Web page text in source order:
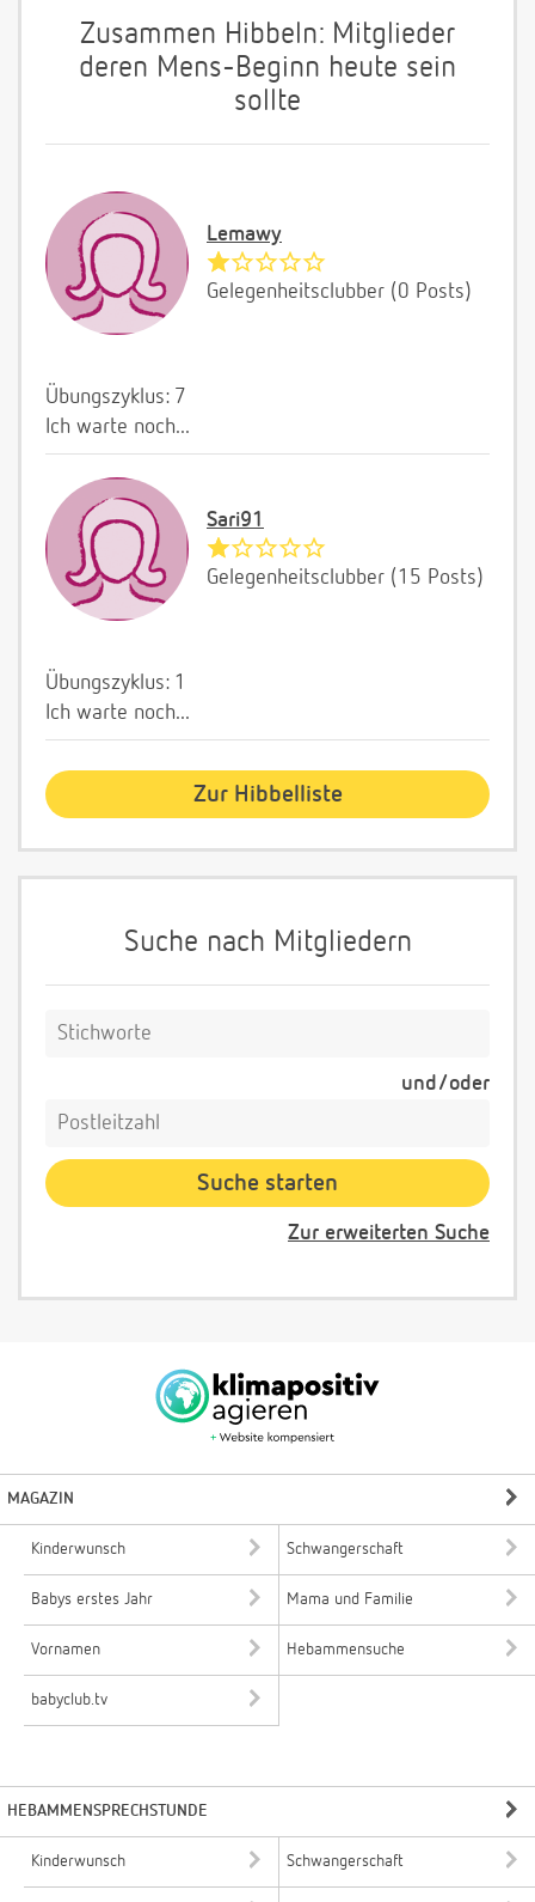
Zusammen Hibbeln: Mitglieder
deren Mens-Beginn heute sein
sollte
Lemawy
Gelegenheitsclubber (0 Posts)
Übungszyklus: 7
Ich warte noch...
Sari91
Gelegenheitsclubber (15 Posts)
Übungszyklus: 1
Ich warte noch...
Zur Hibbelliste
Suche nach Mitgliedern
und/oder
Zur erweiterten Suche
MAGAZIN
Kinderwunsch Schwangerschaft
Babys erstes Jahr Mama und Familie
Vornamen Hebammensuche
babyclub.tv
HEBAMMENSPRECHSTUNDE
Kinderwunsch Schwangerschaft